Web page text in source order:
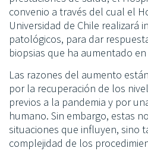
convenio a través del cual el
Universidad de Chile realizará
patológicos, para dar
biopsias que ha aumentado
Las razones del aumento
por la recuperación de los
previos a la pandemia y por
humano. Sin embargo, estas
situaciones que influyen, sino
complejidad de los